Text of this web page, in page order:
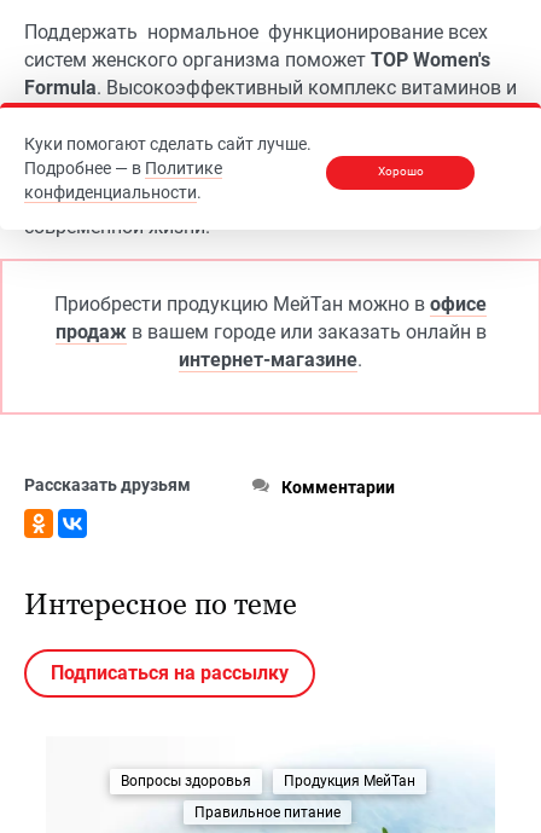
Поддержать нормальное функционирование всех
систем женского организма поможет TOP Women's
Formula. Высокоэффективный комплекс витаминов и
виноградных косточек, клюквы и листьев гинкго
билоба разработан специально с учётом
особенностей женского организма и высокого темпа
современной жизни.
Приобрести продукцию МейТан можно в офисе
продажв вашем городе или заказать онлайн в
интернет-магазине.
Рассказать друзьям Комментарии
Интересное по теме
Подписаться на рассылку
Вопросы здоровья
Продукция МейТан
Правильное питание
Куки помогают сделать сайт лучше.
Подробнее — в Политике
конфиденциальности.
Хорошо